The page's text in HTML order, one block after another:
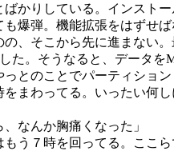
かりしている。インストー
爆弾。機能拡張をはずせば
、そこから先に進まない。
た。そうなると、データを
とのことでパーティション
まわってる。いったい何し
なんか胸痛くなった」
う７時を回ってる。ここら